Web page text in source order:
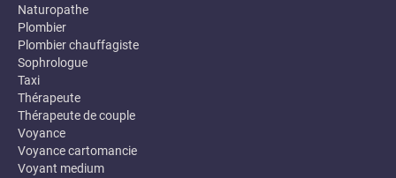
Naturopathe
Plombier
Plombier chauffagiste
Sophrologue
Taxi
Thérapeute
Thérapeute de couple
Voyance
Voyance cartomancie
Voyant medium